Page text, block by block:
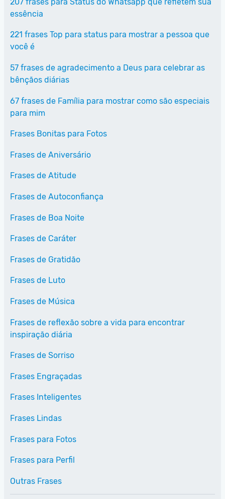
essência
221 frases Top para status para mostrar a pessoa que
você é
57 frases de agradecimento a Deus para celebrar as
bênçãos diárias
67 frases de Família para mostrar como são especiais
para mim
Frases Bonitas para Fotos
Frases de Aniversário
Frases de Atitude
Frases de Autoconfiança
Frases de Boa Noite
Frases de Caráter
Frases de Gratidão
Frases de Luto
Frases de Música
Frases de reflexão sobre a vida para encontrar
inspiração diária
Frases de Sorriso
Frases Engraçadas
Frases Inteligentes
Frases Lindas
Frases para Fotos
Frases para Perfil
Outras Frases